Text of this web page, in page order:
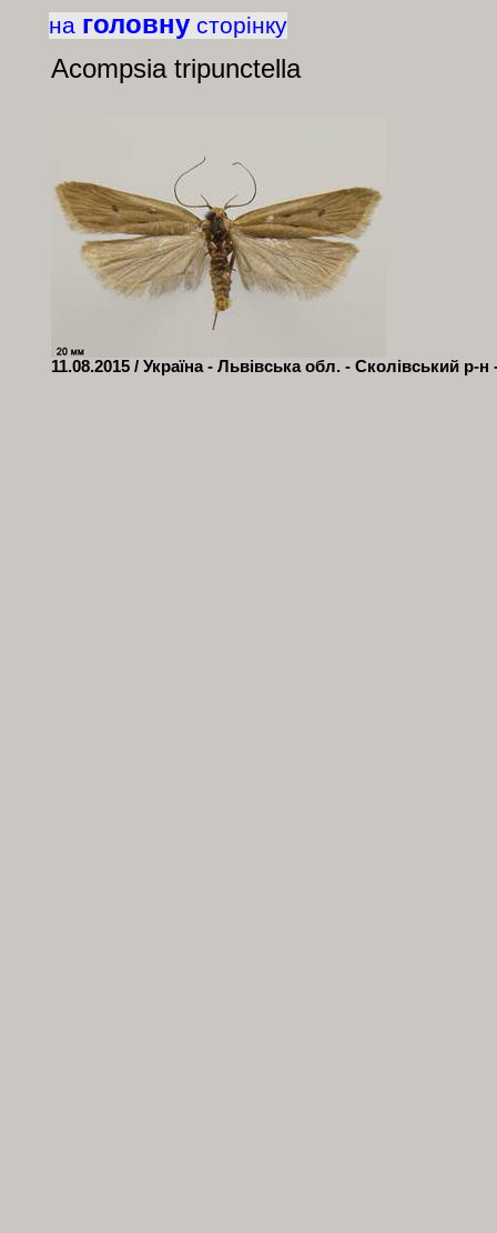
на головну сторінку
Acompsia tripunctella
11.08.2015 / Україна - Львівська обл. - Сколівський р-